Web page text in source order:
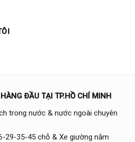
ĐẦU TẠI TP.HỒ CHÍ MINH
trong nước & nước ngoài chuyên
29-35-45 chỗ & Xe giường nằm